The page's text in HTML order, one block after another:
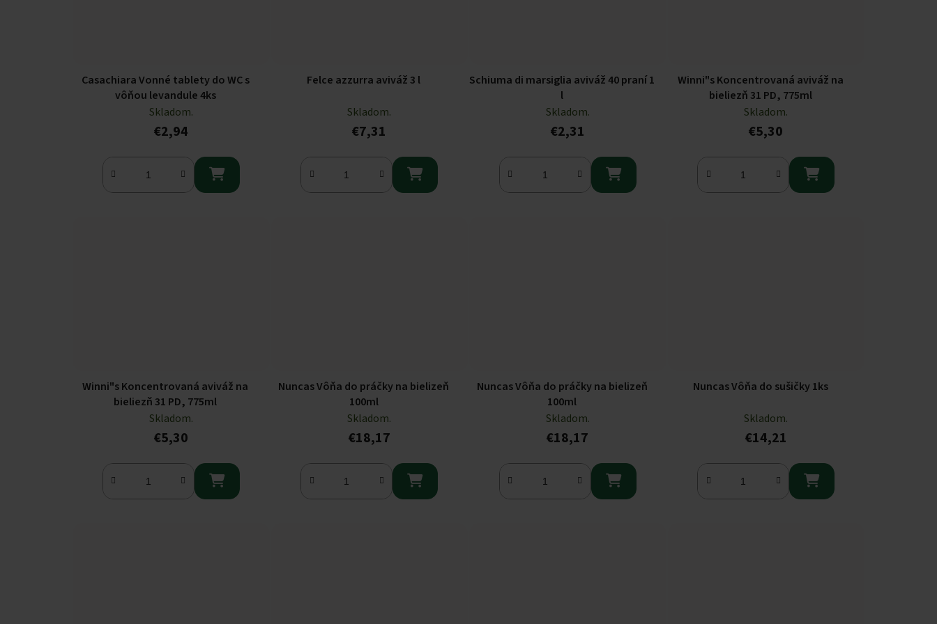
Casachiara Vonné tablety do WC s
vôňou levandule 4ks
Skladom.
€2,94

Felce azzurra aviváž 3 l
Skladom.
€7,31

Schiuma di marsiglia aviváž 40 praní 1
l
Skladom.
€2,31

Winni"s Koncentrovaná aviváž na
bieliezň 31 PD, 775ml
Skladom.
€5,30

Winni"s Koncentrovaná aviváž na
bieliezň 31 PD, 775ml
Skladom.
€5,30

Nuncas Vôňa do práčky na bielizeň
100ml
Skladom.
€18,17

Nuncas Vôňa do práčky na bielizeň
100ml
Skladom.
€18,17

Nuncas Vôňa do sušičky 1ks
Skladom.
€14,21
